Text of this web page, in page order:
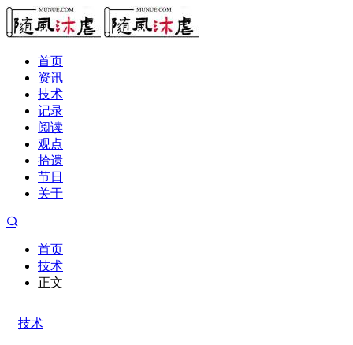
首页
资讯
技术
记录
阅读
观点
拾遗
节日
关于
首页
技术
正文
技术